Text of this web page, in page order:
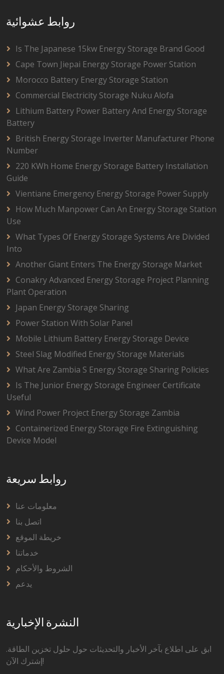
روابط عشوائية
Is The Japanese 15kw Energy Storage Brand Good
Cape Town Jiepai Energy Storage Power Station
Morocco Battery Energy Storage Station
Commercial Electricity Storage Nuku Alofa
Lithium Battery Power Battery And Energy Storage
Battery
British Energy Storage Inverter Manufacturer Phone
Number
220 KWh Home Energy Storage Battery Installation
Guide
Vientiane Emergency Energy Storage Power Supply
How Much Manpower Can An Energy Storage Station
Use
What Types Of Energy Storage Systems Are Divided
Into
Another Giant Enters The Energy Storage Market
Conakry Advanced Energy Storage Project Planning
Plant Operation
Japan Energy Storage Sharing
Power Station With Solar Panel
Mobile Lithium Battery Energy Storage Device
Steel Slag Modified Energy Storage Materials
What Are Zambia S Energy Storage Sharing Policies
Is The Junior Energy Storage Engineer Certificate
Useful
Wind Power Project Energy Storage Zambia
Containerized Energy Storage Fire Extinguishing
Device Model
روابط سريعة
معلومات عنا
اتصل بنا
خريطة الموقع
خدماتنا
الشروط والأحكام
يدعم
النشرة الإخبارية
ابق على اطلاع بآخر الأخبار والتحديثات حول حلول تخزين الطاقة.
إشترك الآن!